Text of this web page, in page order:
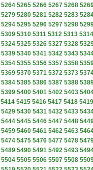
5264 5265 5266 5267 5268
5279 5280 5281 5282 5283
5294 5295 5296 5297 5298
5309 5310 5311 5312 5313 5314
5324 5325 5326 5327 5328
5339 5340 5341 5342 5343
5354 5355 5356 5357 5358
5369 5370 5371 5372 5373
5384 5385 5386 5387 5388
5399 5400 5401 5402 5403
5414 5415 5416 5417 5418 5419
5429 5430 5431 5432 5433
5444 5445 5446 5447 5448
5459 5460 5461 5462 5463
5474 5475 5476 5477 5478
5489 5490 5491 5492 5493
5504 5505 5506 5507 5508